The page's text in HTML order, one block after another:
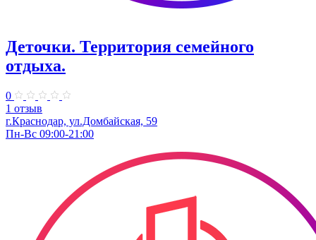
Деточки. Территория семейного
отдыха.
0
1 отзыв
г.Краснодар, ул.Домбайская, 59
Пн-Вс 09:00-21:00